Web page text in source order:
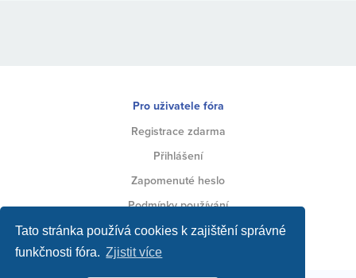
Tato stránka používá cookies k zajištění správné
funkčnosti fóra. Zjistit více
Pro uživatele fóra
Registrace zdarma
Přihlášení
Zapomenuté heslo
Podmínky používání
Ochrana soukromí